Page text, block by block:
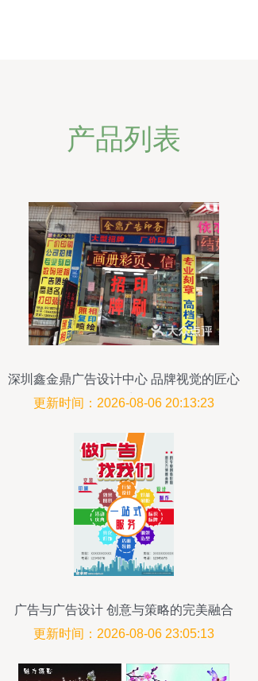
产品列表
深圳鑫金鼎广告设计中心 品牌视觉的匠心
工坊
更新时间：2026-08-06 20:13:23
广告与广告设计 创意与策略的完美融合
更新时间：2026-08-06 23:05:13